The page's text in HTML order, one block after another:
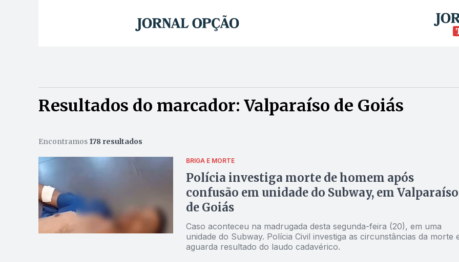
Resultados do marcador: Valparaíso de Goiás
Encontramos 178 resultados
BRIGA E MORTE
Polícia investiga morte de homem após
confusão em unidade do Subway, em Valparaíso
de Goiás
Caso aconteceu na madrugada desta segunda-feira (20), em uma
unidade do Subway. Polícia Civil investiga as circunstâncias da morte
aguarda resultado do laudo cadavérico.